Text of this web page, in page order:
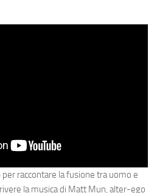
raccontare la fusione tra uomo e
la musica di Matt Mun, alter-ego